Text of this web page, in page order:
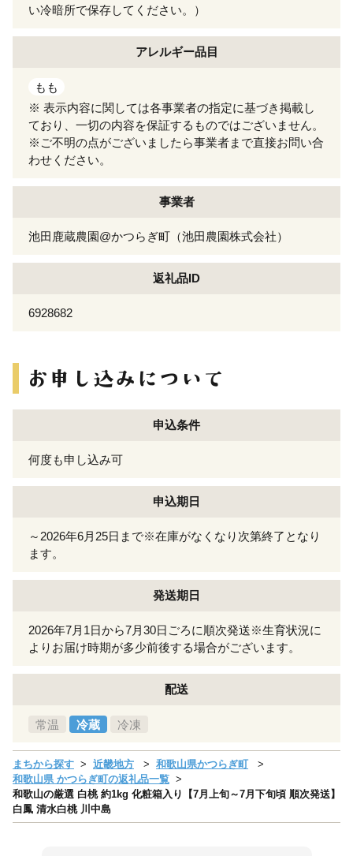
い冷暗所で保存してください。）
アレルギー品目
もも
※ 表示内容に関しては各事業者の指定に基づき掲載し
ており、一切の内容を保証するものではございません。
※ご不明の点がございましたら事業者まで直接お問い合
わせください。
事業者
池田鹿蔵農園@かつらぎ町（池田農園株式会社）
返礼品ID
6928682
申込条件
何度も申し込み可
申込期日
～2026年6月25日まで※在庫がなくなり次第終了となり
ます。
発送期日
2026年7月1日から7月30日ごろに順次発送※生育状況に
よりお届け時期が多少前後する場合がございます。
配送
常温 冷蔵 冷凍
まちから探す 近畿地方
和歌山県かつらぎ町
和歌山県 かつらぎ町の返礼品一覧
和歌山の厳選 白桃 約1kg 化粧箱入り【7月上旬～7月下旬頃 順次発送】
白鳳 清水白桃 川中島